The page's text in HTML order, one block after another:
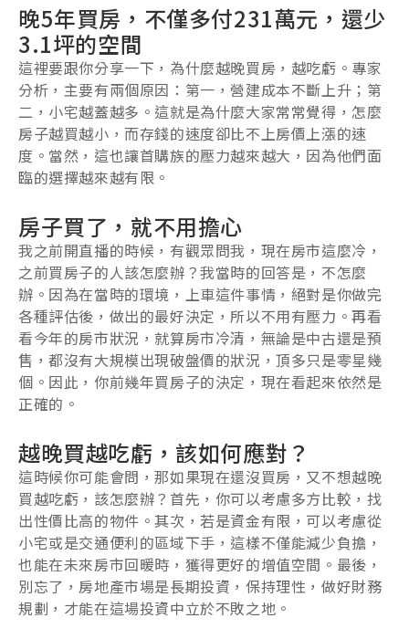
晚5年買房，不僅多付231萬元，還少
3.1坪的空間
這裡要跟你分享一下，為什麼越晚買房，越吃虧。專家
分析，主要有兩個原因：第一，營建成本不斷上升；第
二，小宅越蓋越多。這就是為什麼大家常常覺得，怎麼
房子越買越小，而存錢的速度卻比不上房價上漲的速
度。當然，這也讓首購族的壓力越來越大，因為他們面
臨的選擇越來越有限。
房子買了，就不用擔心
我之前開直播的時候，有觀眾問我，現在房市這麼冷，
之前買房子的人該怎麼辦？我當時的回答是，不怎麼
辦。因為在當時的環境，上車這件事情，絕對是你做完
各種評估後，做出的最好決定，所以不用有壓力。再看
看今年的房市狀況，就算房市冷清，無論是中古還是預
售，都沒有大規模出現破盤價的狀況，頂多只是零星幾
個。因此，你前幾年買房子的決定，現在看起來依然是
正確的。
越晚買越吃虧，該如何應對？
這時候你可能會問，那如果現在還沒買房，又不想越晚
買越吃虧，該怎麼辦？首先，你可以考慮多方比較，找
出性價比高的物件。其次，若是資金有限，可以考慮從
小宅或是交通便利的區域下手，這樣不僅能減少負擔，
也能在未來房市回暖時，獲得更好的增值空間。最後，
別忘了，房地產市場是長期投資，保持理性，做好財務
規劃，才能在這場投資中立於不敗之地。